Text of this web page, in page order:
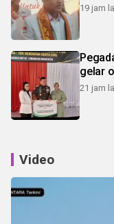
19 jam
gelar
21 jam
Video